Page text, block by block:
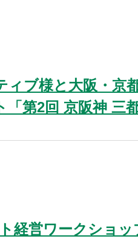
ブ様と大阪・京
第2回 京阪神 三
経営ワークショッ